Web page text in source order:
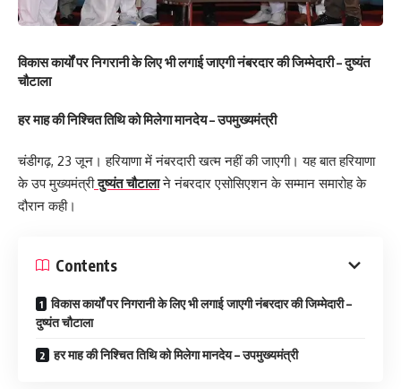
विकास कार्यों पर निगरानी के लिए भी लगाई जाएगी नंबरदार की जिम्मेदारी – दुष्यंत
चौटाला
हर माह की निश्चित तिथि को मिलेगा मानदेय – उपमुख्यमंत्री
चंडीगढ़, 23 जून। हरियाणा में नंबरदारी खत्म नहीं की जाएगी। यह बात हरियाणा
के उप मुख्यमंत्रीदुष्यंत चौटालाने नंबरदार एसोसिएशन के सम्मान समारोह के
दौरान कही।
Contents
विकास कार्यों पर निगरानी के लिए भी लगाई जाएगी नंबरदार की जिम्मेदारी –
दुष्यंत चौटाला
हर माह की निश्चित तिथि को मिलेगा मानदेय – उपमुख्यमंत्री